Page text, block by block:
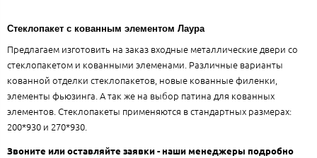
Стеклопакет с кованным элементом Лаура
Предлагаем изготовить на заказ входные металлические двери со
стеклопакетом и кованными элеменами. Различные варианты
кованной отделки стеклопакетов, новые кованные филенки,
элементы фьюзинга. А так же на выбор патина для кованных
элементов. Стеклопакеты применяются в стандартных размерах:
200*930 и 270*930.
Звоните или оставляйте заявки - наши менеджеры подробно